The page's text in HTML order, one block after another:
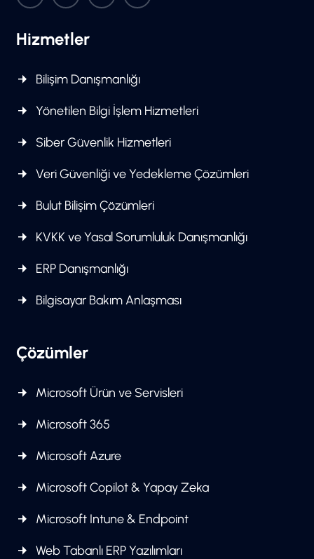
Hizmetler
Bilişim Danışmanlığı
Yönetilen Bilgi İşlem Hizmetleri
Siber Güvenlik Hizmetleri
Veri Güvenliği ve Yedekleme Çözümleri
Bulut Bilişim Çözümleri
KVKK ve Yasal Sorumluluk Danışmanlığı
ERP Danışmanlığı
Bilgisayar Bakım Anlaşması
Çözümler
Microsoft Ürün ve Servisleri
Microsoft 365
Microsoft Azure
Microsoft Copilot & Yapay Zeka
Microsoft Intune & Endpoint
Web Tabanlı ERP Yazılımları